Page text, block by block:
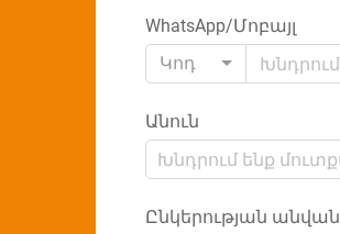
WhatsApp/Մոբայլ
Կոդ
Անուն
Ընկերության